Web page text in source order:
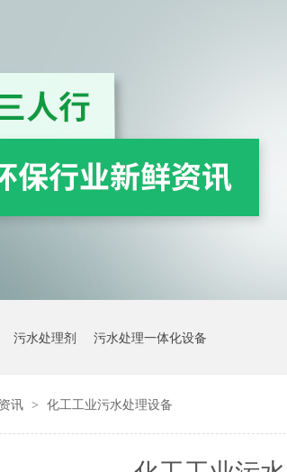
污水处理剂 污水处理一体化设备
讯 > 化工工业污水处理设备